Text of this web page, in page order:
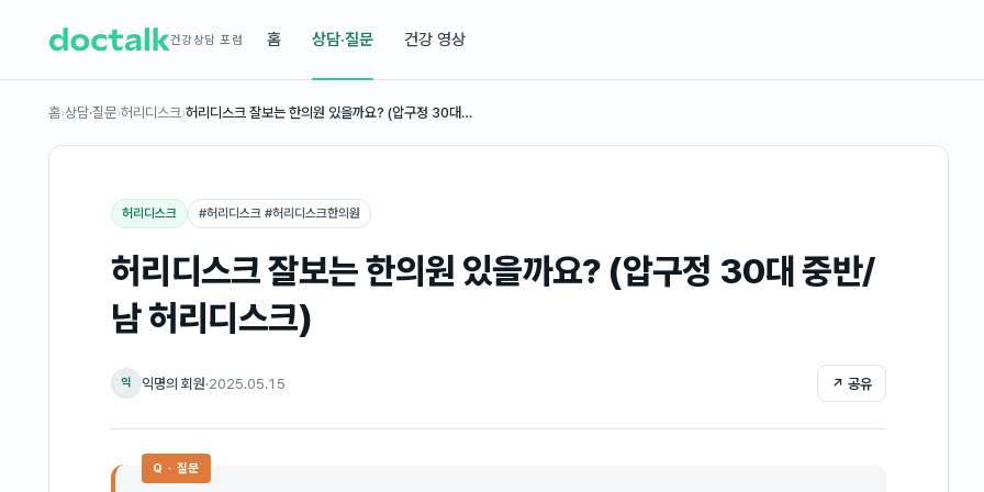
건강상담 포럼 홈 상담·질문 건강 영상
홈›상담·질문›허리디스크›허리디스크 잘보는 한의원 있을까요? (압구정 30대…
허리디스크 #허리디스크 #허리디스크한의원
허리디스크 잘보는 한의원 있을까요? (압구정 30대 중반/
남 허리디스크)
익 익명의 회원·2025.05.15 ↗ 공유
Q · 질문